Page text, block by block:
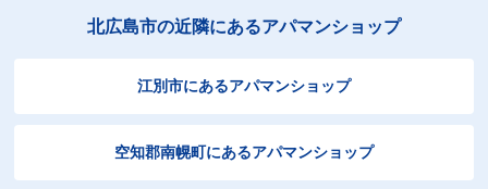
北広島市の近隣にあるアパマンショップ
江別市にあるアパマンショップ
空知郡南幌町にあるアパマンショップ